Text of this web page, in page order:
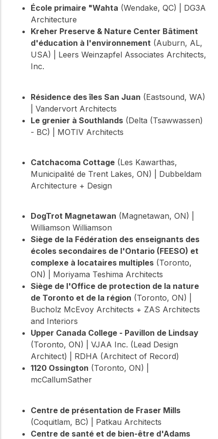
École primaire "Wahta (Wendake, QC) | DG3A
Architecture
Kreher Preserve & Nature Center Bâtiment
d'éducation à l'environnement (Auburn, AL,
USA) | Leers Weinzapfel Associates Architects,
Inc.
Résidence des îles San Juan (Eastsound, WA)
| Vandervort Architects
Le grenier à Southlands (Delta (Tsawwassen)
- BC) | MOTIV Architects
Catchacoma Cottage (Les Kawarthas,
Municipalité de Trent Lakes, ON) | Dubbeldam
Architecture + Design
DogTrot Magnetawan (Magnetawan, ON) |
Williamson Williamson
Siège de la Fédération des enseignants des
écoles secondaires de l'Ontario (FEESO) et
complexe à locataires multiples (Toronto,
ON) | Moriyama Teshima Architects
Siège de l'Office de protection de la nature
de Toronto et de la région (Toronto, ON) |
Bucholz McEvoy Architects + ZAS Architects
and Interiors
Upper Canada College - Pavillon de Lindsay
(Toronto, ON) | VJAA Inc. (Lead Design
Architect) | RDHA (Architect of Record)
1120 Ossington (Toronto, ON) |
mcCallumSather
Centre de présentation de Fraser Mills
(Coquitlam, BC) | Patkau Architects
Centre de santé et de bien-être d'Adams